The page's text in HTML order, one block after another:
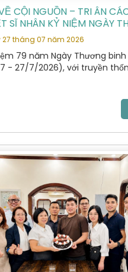
CỘI NGUỒN – TRI ÂN
SĨ NHÂN KỶ NIỆM NGÀY
SĨ 27/7
27 tháng 07 năm 2026
79 năm Ngày Thương
- 27/7/2026), với truyền
các Anh hùng Liệt sĩ tại
Vị Xuyên, tỉnh Tuyên Quang